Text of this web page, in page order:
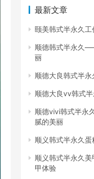
最新文章
颐美韩式半永久
顺德韩式半永久
丽
顺德大良韩式半
顺德大良vv韩式
顺德vivi韩式半永
腻的美丽
顺义韩式半永久蛋
顺义韩式半永久
甲体验